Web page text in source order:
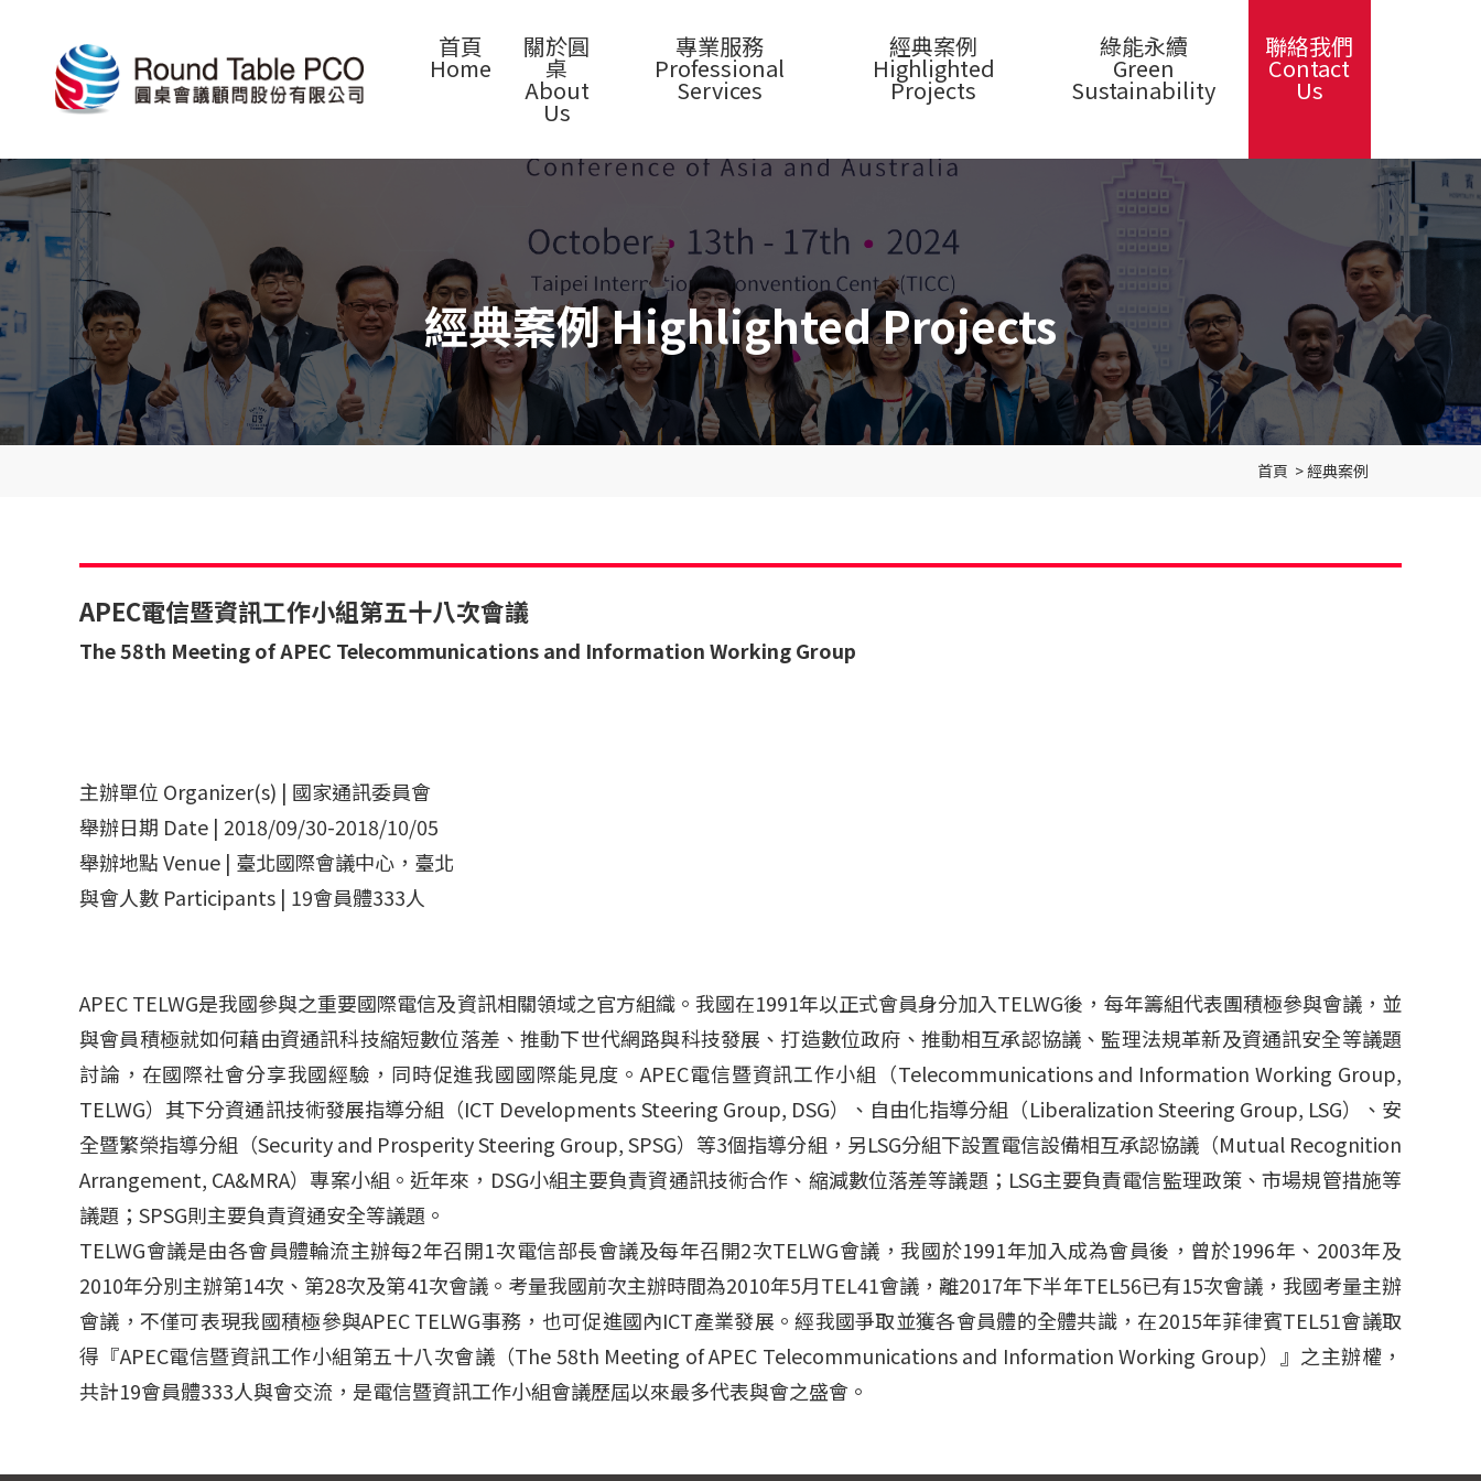
首頁
Home
關於圓
桌
About
Us
專業服務
Professional
Services
經典案例
Highlighted
Projects
綠能永續
Green
Sustainability
聯絡我們
Contact
Us
經典案例 Highlighted Projects
首頁 >經典案例
APEC電信暨資訊工作小組第五十八次會議
The 58th Meeting of APEC Telecommunications and Information Working Group
主辦單位 Organizer(s) | 國家通訊委員會
舉辦日期 Date | 2018/09/30-2018/10/05
舉辦地點 Venue | 臺北國際會議中心，臺北
與會人數 Participants | 19會員體333人
APEC TELWG是我國參與之重要國際電信及資訊相關領域之官方組織。我國在1991年以正式會員身分加入TELWG後，每年籌組代表團積極參與會議，並
與會員積極就如何藉由資通訊科技縮短數位落差、推動下世代網路與科技發展、打造數位政府、推動相互承認協議、監理法規革新及資通訊安全等議題
討論，在國際社會分享我國經驗，同時促進我國國際能見度。APEC電信暨資訊工作小組（Telecommunications and Information Working Group,
TELWG）其下分資通訊技術發展指導分組（ICT Developments Steering Group, DSG）、自由化指導分組（Liberalization Steering Group, LSG）、安
全暨繁榮指導分組（Security and Prosperity Steering Group, SPSG）等3個指導分組，另LSG分組下設置電信設備相互承認協議（Mutual Recognition
Arrangement, CA&MRA）專案小組。近年來，DSG小組主要負責資通訊技術合作、縮減數位落差等議題；LSG主要負責電信監理政策、市場規管措施等
議題；SPSG則主要負責資通安全等議題。
TELWG會議是由各會員體輪流主辦每2年召開1次電信部長會議及每年召開2次TELWG會議，我國於1991年加入成為會員後，曾於1996年、2003年及
2010年分別主辦第14次、第28次及第41次會議。考量我國前次主辦時間為2010年5月TEL41會議，離2017年下半年TEL56已有15次會議，我國考量主辦
會議，不僅可表現我國積極參與APEC TELWG事務，也可促進國內ICT產業發展。經我國爭取並獲各會員體的全體共識，在2015年菲律賓TEL51會議取
得『APEC電信暨資訊工作小組第五十八次會議（The 58th Meeting of APEC Telecommunications and Information Working Group）』之主辦權，
共計19會員體333人與會交流，是電信暨資訊工作小組會議歷屆以來最多代表與會之盛會。